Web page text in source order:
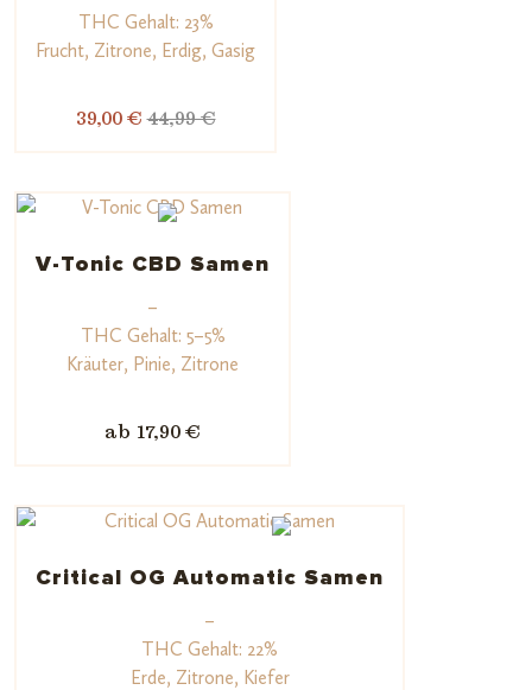
Bewerte
t mit
basieren
2
ewertun
THC Gehalt: 23%
Frucht, Zitrone, Erdig, Gasig
39,00 € 44,99 €
V-Tonic CBD Samen
–
THC Gehalt: 5–5%
Kräuter, Pinie, Zitrone
ab 17,90 €
Critical OG Automatic Samen
–
THC Gehalt: 22%
Erde, Zitrone, Kiefer